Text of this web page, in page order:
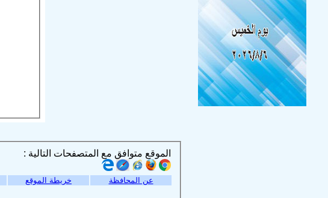
الموقع متوافق مع المتصفحات التالية :
عن المحافظة خريطة الموقع